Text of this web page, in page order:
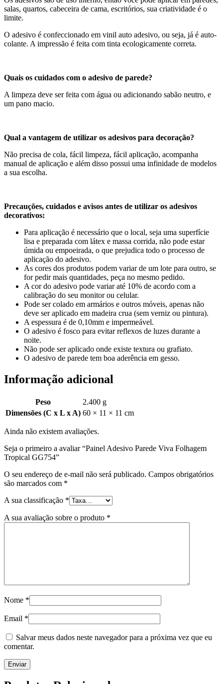
salas, quartos, cabeceira de cama, escritórios, sua criatividade é o
limite.
O adesivo é confeccionado em vinil auto adesivo, ou seja, já é auto-
colante. A impressão é feita com tinta ecologicamente correta.
Quais os cuidados com o adesivo de parede?
A limpeza deve ser feita com água ou adicionando sabão neutro, e
um pano macio.
Qual a vantagem de utilizar os adesivos para decoração?
Não precisa de cola, fácil limpeza, fácil aplicação, acompanha
manual de aplicação e além disso possui uma infinidade de modelos
a sua escolha.
Precauções, cuidados e avisos antes de utilizar os adesivos
decorativos:
Para aplicação é necessário que o local, seja uma superfície
lisa e preparada com látex e massa corrida, não pode estar
úmida ou empoeirada, o que prejudica todo o processo de
aplicação do adesivo.
As cores dos produtos podem variar de um lote para outro, se
for pedir mais quantidades, peça no mesmo pedido.
A cor do adesivo pode variar até 10% de acordo com a
calibração do seu monitor ou celular.
Pode ser colado em armários e outros móveis, apenas não
deve ser aplicado em madeira crua (sem verniz ou pintura).
A espessura é de 0,10mm e impermeável.
O adesivo é fosco para evitar reflexos de luzes durante a
noite.
Não pode ser aplicado onde existe textura ou grafiato.
O adesivo de parede tem boa aderência em gesso.
Informação adicional
Peso
2.400 g
Dimensões (C x L x A) 60 × 11 × 11 cm
Ainda não existem avaliações.
Seja o primeiro a avaliar “Painel Adesivo Parede Viva Folhagem
Tropical GG754”
O seu endereço de e-mail não será publicado. Campos obrigatórios
são marcados com *
A sua classificação *
A sua avaliação sobre o produto *
Nome *
Email *
Salvar meus dados neste navegador para a próxima vez que eu
comentar.